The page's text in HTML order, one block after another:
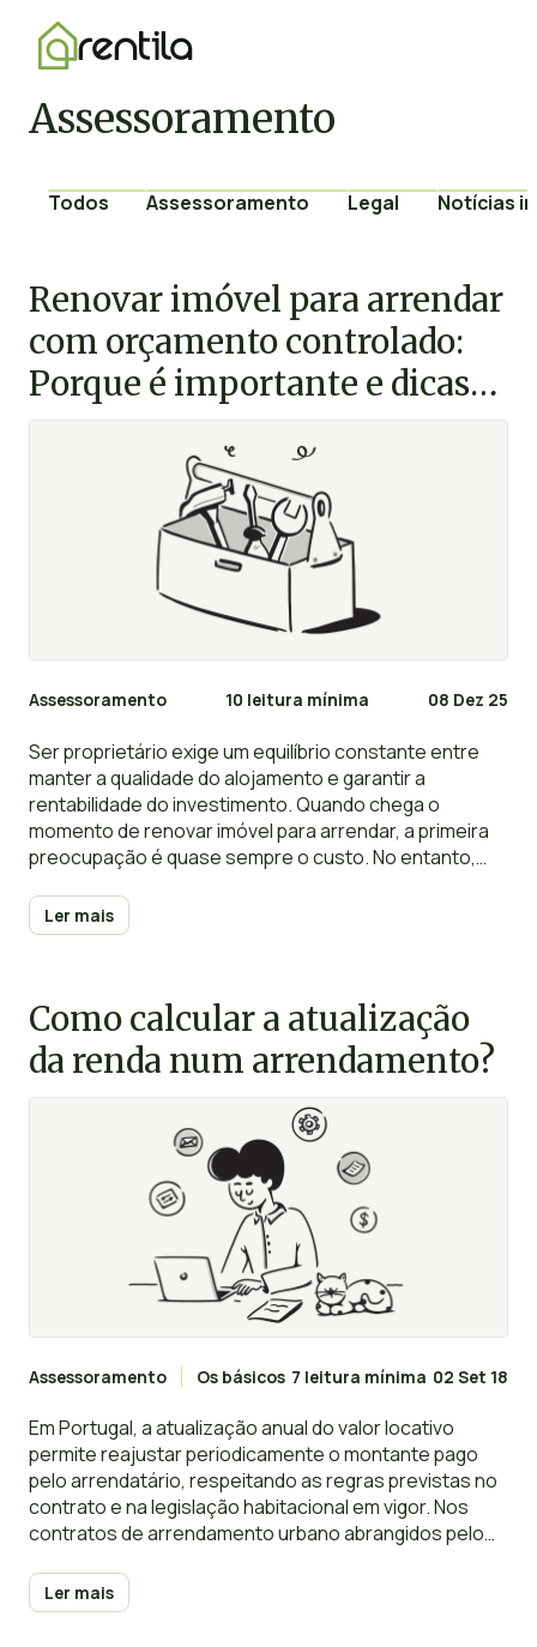
Assessoramento
Todos Assessoramento Legal Notícias
Renovar imóvel para arrendar
com orçamento controlado:
Porque é importante e dicas
de especialista
Assessoramento 10 leitura mínima 08 Dez 25
Ser proprietário exige um equilíbrio constante entre
manter a qualidade do alojamento e garantir a
rentabilidade do investimento. Quando chega o
momento de renovar imóvel para arrendar, a primeira
preocupação é quase sempre o custo. No entanto,
esvaziar a conta bancária. Pelo contrário,
intervenções estratégicas podem aumentar
Ler mais
Como calcular a atualização
da renda num arrendamento?
Assessoramento Os básicos 7 leitura mínima 02 Set 18
Em Portugal, a atualização anual do valor locativo
permite reajustar periodicamente o montante pago
pelo arrendatário, respeitando as regras previstas no
contrato e na legislação habitacional em vigor. Nos
contratos de arrendamento urbano abrangidos pelo
diretamente do acordo livre entre as partes ou, na
ausência de cláusulas específicas, das regras gerais
Ler mais